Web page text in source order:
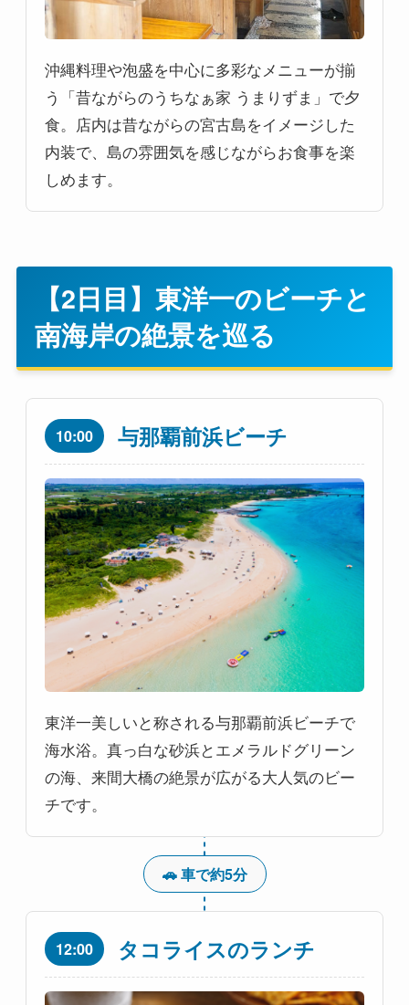
沖縄料理や泡盛を中心に多彩なメニューが揃
う「昔ながらのうちなぁ家 うまりずま」で夕
食。店内は昔ながらの宮古島をイメージした
内装で、島の雰囲気を感じながらお食事を楽
しめます。
【2日目】東洋一のビーチと
南海岸の絶景を巡る
10:00 与那覇前浜ビーチ
東洋一美しいと称される与那覇前浜ビーチで
海水浴。真っ白な砂浜とエメラルドグリーン
の海、来間大橋の絶景が広がる大人気のビー
チです。
🚗 車で約5分
12:00 タコライスのランチ